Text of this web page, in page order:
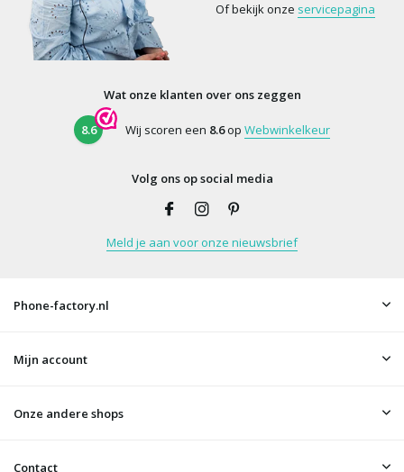
Of bekijk onze servicepagina
Wat onze klanten over ons zeggen
8.6 Wij scoren een 8.6op Webwinkelkeur
Volg ons op social media
Meld je aan voor onze nieuwsbrief
Phone-factory.nl
Mijn account
Onze andere shops
Contact